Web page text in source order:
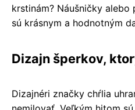
krstinám? Náušničky
sú krásnym a hodnotným
Dizajn šperkov,
Dizajnéri značky chŕlia